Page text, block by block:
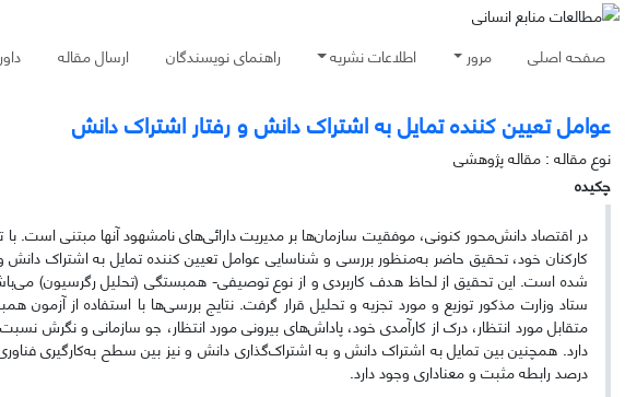
صفحه اصلی مرور اطلاعات نشریه راهنمای نویسندگان ارسال مقاله
عوامل تعیین کننده تمایل به اشتراک دانش و رفتار اشتراک دانش
نوع مقاله : مقاله پژوهشی
چکیده
در اقتصاد دانش‌محور کنونی، موفقیت سازمان‌ها بر مدیریت دارائی‌های نامشهود آنها مبتنی است.
کارکنان خود، تحقیق حاضر به‌منظور بررسی و شناسایی عوامل تعیین کننده تمایل به اشتراک
شده است. این تحقیق از لحاظ هدف کاربردی و از نوع توصیفی- همبستگی (تحلیل رگرسیون)
ستاد وزارت‌ مذکور توزیع و مورد تجزیه و تحلیل قرار گرفت. نتایج بررسی‌ها با استفاده از
متقابل مورد انتظار، درک از کارآمدی خود، پاداش‌های بیرونی مورد انتظار، جو سازمانی و نگرش
دارد. همچنین بین تمایل به اشتراک دانش و به اشتراک‌گذاری دانش و نیز بین سطح به‌کارگیری
درصد رابطه مثبت و معناداری وجود دارد.